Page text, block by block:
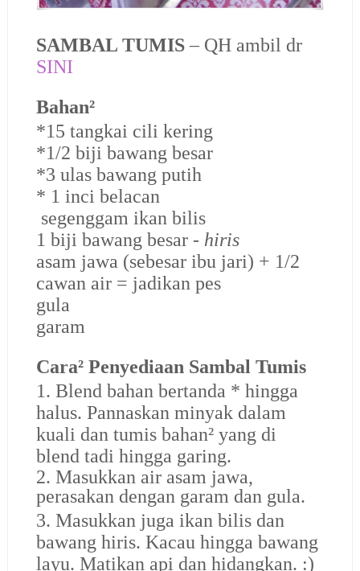
SAMBAL TUMIS– QH ambil dr
SINI
Bahan²
*15 tangkai cili kering
*1/2 biji bawang besar
*3 ulas bawang putih
* 1 inci belacan
segenggam ikan bilis
1 biji bawang besar - hiris
asam jawa (sebesar ibu jari) + 1/2
cawan air = jadikan pes
gula
garam
Cara² Penyediaan Sambal Tumis
1. Blend bahan bertanda * hingga
halus. Pannaskan minyak dalam
kuali dan tumis bahan² yang di
blend tadi hingga garing.
2. Masukkan air asam jawa,
perasakan dengan garam dan gula.
3. Masukkan juga ikan bilis dan
bawang hiris. Kacau hingga bawang
layu. Matikan api dan hidangkan. :)